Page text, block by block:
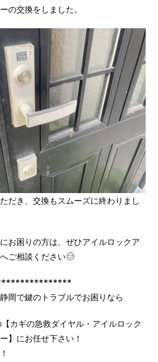
の交換をしました。
だき、交換もスムーズに終わりまし
お困りの方は、ぜひアイルロックア
ご相談ください
岡で鍵のトラブルでお困りなら
カギの急救ダイヤル・アイルロック
】にお任せ下さい！